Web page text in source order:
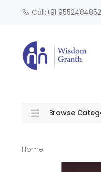
Call:+91 9552484852
Browse
Home